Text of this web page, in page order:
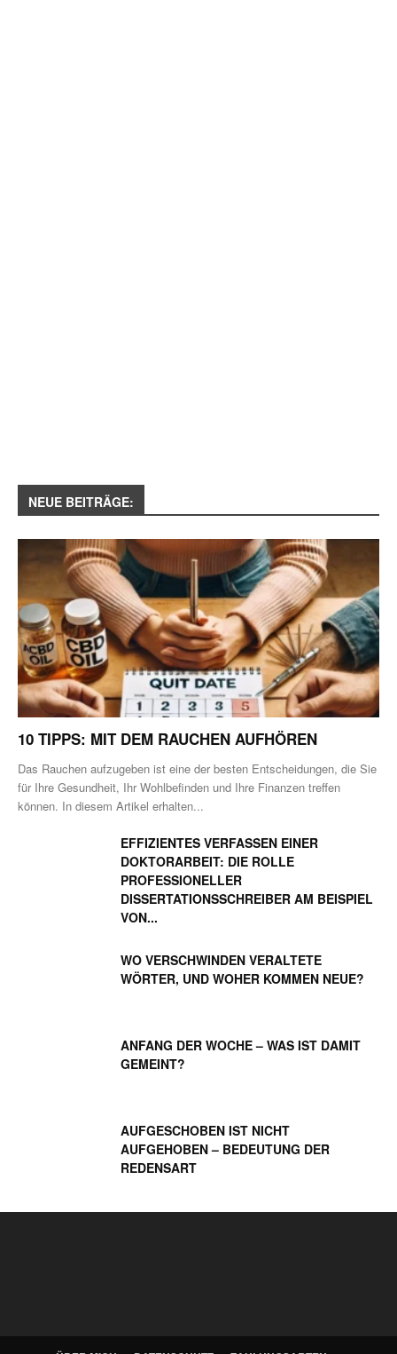
NEUE BEITRÄGE:
10 TIPPS: MIT DEM RAUCHEN AUFHÖREN
Das Rauchen aufzugeben ist eine der besten Entscheidungen, die Sie
für Ihre Gesundheit, Ihr Wohlbefinden und Ihre Finanzen treffen
können. In diesem Artikel erhalten...
EFFIZIENTES VERFASSEN EINER
DOKTORARBEIT: DIE ROLLE
PROFESSIONELLER
DISSERTATIONSSCHREIBER AM BEISPIEL
VON...
WO VERSCHWINDEN VERALTETE
WÖRTER, UND WOHER KOMMEN NEUE?
ANFANG DER WOCHE – WAS IST DAMIT
GEMEINT?
AUFGESCHOBEN IST NICHT
AUFGEHOBEN – BEDEUTUNG DER
REDENSART